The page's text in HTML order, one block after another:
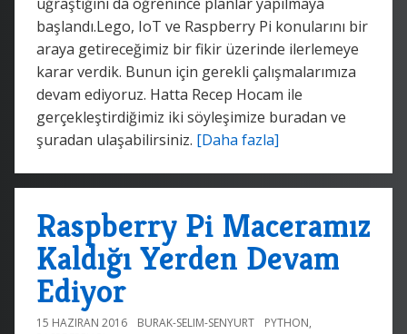
başlandı.Lego, IoT ve Raspberry Pi konularını bir
araya getireceğimiz bir fikir üzerinde ilerlemeye
karar verdik. Bunun için gerekli çalışmalarımıza
devam ediyoruz. Hatta Recep Hocam ile
gerçekleştirdiğimiz iki söyleşimize buradan ve
şuradan ulaşabilirsiniz. [Daha fazla]
Raspberry Pi Maceramız
Kaldığı Yerden Devam
Ediyor
15 HAZIRAN 2016 BURAK-SELIM-SENYURT PYTHON,